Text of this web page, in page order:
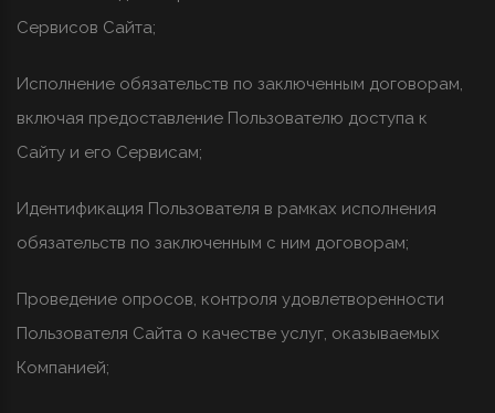
Сервисов Сайта;
Исполнение обязательств по заключенным договорам,
включая предоставление Пользователю доступа к
Сайту и его Сервисам;
Идентификация Пользователя в рамках исполнения
обязательств по заключенным с ним договорам;
Проведение опросов, контроля удовлетворенности
Пользователя Сайта о качестве услуг, оказываемых
Компанией;